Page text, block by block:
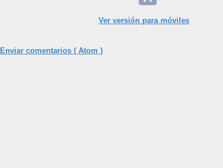
Ver versión para móviles
Enviar comentarios ( Atom )